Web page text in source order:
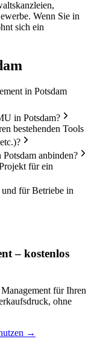
Wenn Sie in
sich ein
in Potsdam
in Potsdam?
bestehenden Tools
anbinden?
für ein
für Betriebe in
– kostenlos
für Ihren
ohne
→